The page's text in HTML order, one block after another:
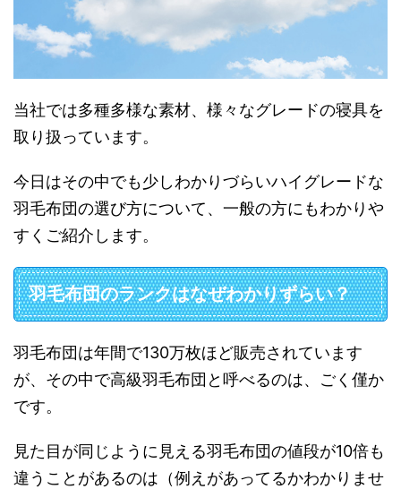
当社では多種多様な素材、様々なグレードの寝具を
取り扱っています。
今日はその中でも少しわかりづらいハイグレードな
羽毛布団の選び方について、一般の方にもわかりや
すくご紹介します。
羽毛布団のランクはなぜわかりずらい？
羽毛布団は年間で130万枚ほど販売されています
が、その中で高級羽毛布団と呼べるのは、ごく僅か
です。
見た目が同じように見える羽毛布団の値段が10倍も
違うことがあるのは（例えがあってるかわかりませ